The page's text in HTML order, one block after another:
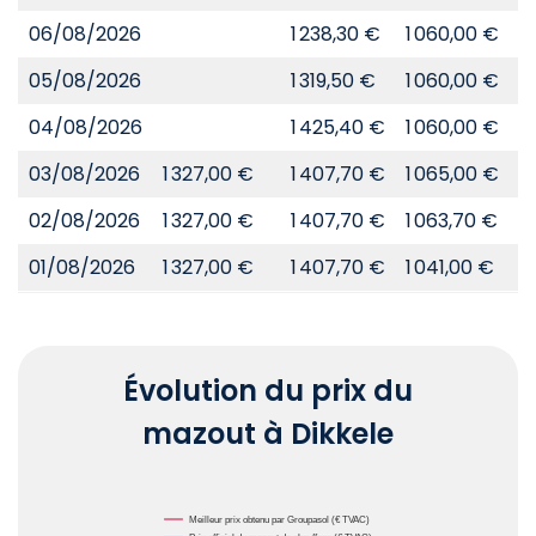
06/08/2026
1 238,30 € 1 060,00 €
05/08/2026
1 319,50 € 1 060,00 €
04/08/2026
1 425,40 € 1 060,00 €
03/08/2026
1 327,00 € 1 407,70 € 1 065,00 €
02/08/2026
1 327,00 € 1 407,70 € 1 063,70 €
01/08/2026
1 327,00 € 1 407,70 € 1 041,00 €
Évolution du prix du
mazout à Dikkele
Meilleur prix obtenu par Groupasol (€ TVAC)